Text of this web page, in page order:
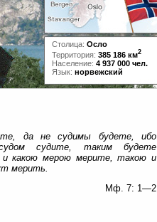
Столица: Осло
Территория: 385 186 км2
Население: 4 937 000 чел.
Язык: норвежский
да не судимы будете, ибо
судите, таким будете
и какою мерою мерите, такою и
мерить.
Мф. 7: 1—2